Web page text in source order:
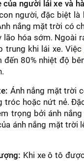
người lái xe và
người, đặc biệt
nắng mặt trời có
lão hóa sớm. Ngoài
trung khi lái xe. Việc
đến 80% nhiệt độ
Ánh nắng mặt trời
tróc hoặc nứt nẻ.
trọng bởi ánh
ánh nắng mặt trời
Khi xe ô tô